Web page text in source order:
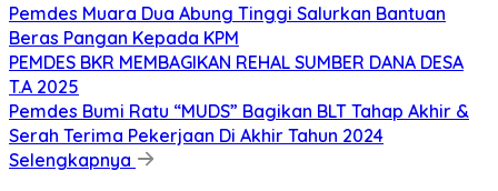
Pemdes Muara Dua Abung Tinggi Salurkan Bantuan
Beras Pangan Kepada KPM
PEMDES BKR MEMBAGIKAN REHAL SUMBER DANA DESA
T.A 2025
Pemdes Bumi Ratu “MUDS” Bagikan BLT Tahap Akhir &
Serah Terima Pekerjaan Di Akhir Tahun 2024
Selengkapnya